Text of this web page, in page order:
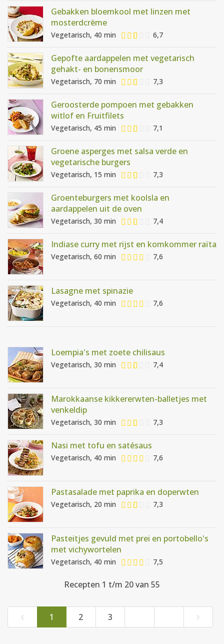
Gebakken bloemkool met linzen met
mosterdcrème
Vegetarisch, 40 min 6,7
Gepofte aardappelen met vegetarisch
gehakt- en bonensmoor
Vegetarisch, 70 min 7,3
Geroosterde pompoen met gebakken
witlof en Fruitfilets
Vegetarisch, 45 min 7,1
Groene asperges met salsa verde en
vegetarische burgers
Vegetarisch, 15 min 7,3
Groenteburgers met koolsla en
aardappelen uit de oven
Vegetarisch, 30 min 7,4
Indiase curry met rijst en komkommer raïta
Vegetarisch, 60 min 7,6
Lasagne met spinazie
Vegetarisch, 40 min 7,6
Loempia's met zoete chilisaus
Vegetarisch, 30 min 7,4
Marokkaanse kikkererwten-balletjes met
venkeldip
Vegetarisch, 30 min 7,3
Nasi met tofu en satésaus
Vegetarisch, 40 min 7,6
Pastasalade met paprika en doperwten
Vegetarisch, 20 min 7,3
Pasteitjes gevuld met prei en portobello's
met vichywortelen
Vegetarisch, 40 min 7,5
Recepten 1 t/m 20 van 55
‹ 1 2 3 ›